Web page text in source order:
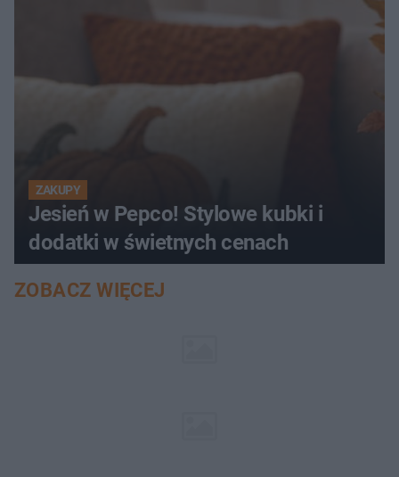
ZAKUPY
Jesień w Pepco! Stylowe kubki i
dodatki w świetnych cenach
ZOBACZ WIĘCEJ